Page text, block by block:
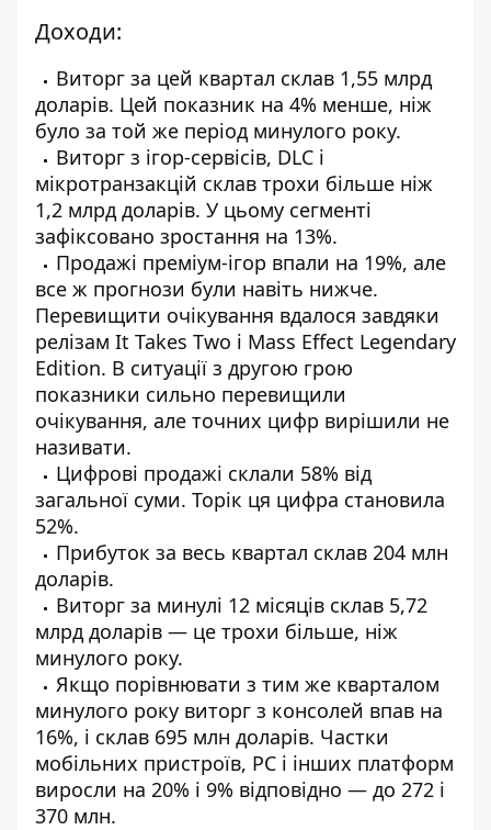
Доходи:
Виторг за цей квартал склав 1,55 млрд
доларів. Цей показник на 4% менше, ніж
було за той же період минулого року.
Виторг з ігор-сервісів, DLC і
мікротранзакцій склав трохи більше ніж
1,2 млрд доларів. У цьому сегменті
зафіксовано зростання на 13%.
Продажі преміум-ігор впали на 19%, але
все ж прогнози були навіть нижче.
Перевищити очікування вдалося завдяки
релізам It Takes Two і Mass Effect Legendary
Edition. В ситуації з другою грою
показники сильно перевищили
очікування, але точних цифр вирішили не
називати.
Цифрові продажі склали 58% від
загальної суми. Торік ця цифра становила
52%.
Прибуток за весь квартал склав 204 млн
доларів.
Виторг за минулі 12 місяців склав 5,72
млрд доларів — це трохи більше, ніж
минулого року.
Якщо порівнювати з тим же кварталом
минулого року виторг з консолей впав на
16%, і склав 695 млн доларів. Частки
мобільних пристроїв, PC і інших платформ
виросли на 20% і 9% відповідно — до 272 і
370 млн.